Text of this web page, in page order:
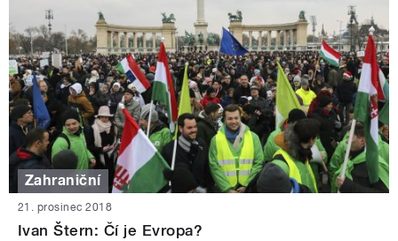
Zahraniční
21. prosinec 2018
Ivan Štern: Čí je Evropa?